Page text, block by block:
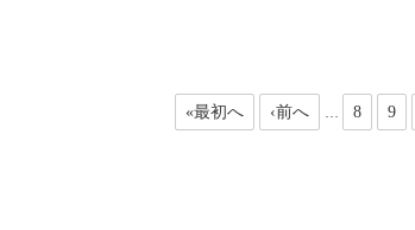
«最初へ ‹前へ … 8 9